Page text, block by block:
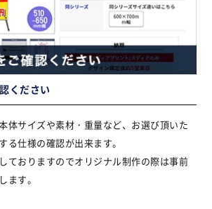
ください
体サイズや素材・重量など、お選び頂いた
る仕様の確認が出来ます。
ておりますのでオリジナル制作の際は事前
ます。